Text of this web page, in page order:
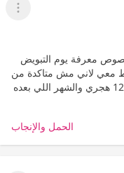
عرض
معرفة يوم التبويض
معي لاني مش متاكدة من
طول دورتي انا دورتي شهر 2 هجري كانت 12/2 هجري والشهر اللي بعده
الحمل والإنجاب